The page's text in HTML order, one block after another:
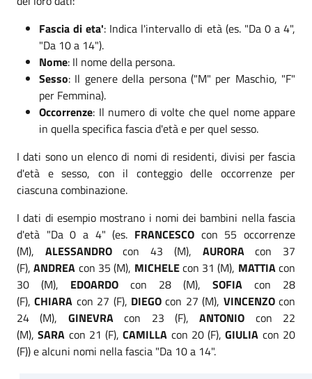
Fascia di eta': Indica l'intervallo di età (es. "Da 0 a 4",
"Da 10 a 14").
Nome: Il nome della persona.
Sesso: Il genere della persona ("M" per Maschio, "F"
per Femmina).
Occorrenze: Il numero di volte che quel nome appare
in quella specifica fascia d'età e per quel sesso.
I dati sono un elenco di nomi di residenti, divisi per fascia
d'età e sesso, con il conteggio delle occorrenze per
ciascuna combinazione.
I dati di esempio mostrano i nomi dei bambini nella fascia
d'età "Da 0 a 4" (es. FRANCESCO con 55 occorrenze
(M), ALESSANDROcon 43 (M), AURORAcon 37
(F),ANDREA con 35 (M), MICHELEcon 31 (M), MATTIAcon
30 (M), EDOARDO con 28 (M), SOFIA con 28
(F),CHIARA con 27 (F), DIEGO con 27 (M), VINCENZOcon
24 (M), GINEVRAcon 23 (F),ANTONIO con 22
(M),SARA con 21 (F),CAMILLA con 20 (F),GIULIA con 20
(F)) e alcuni nomi nella fascia "Da 10 a 14".